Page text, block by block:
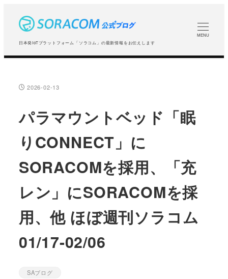
コ
日本発IoTプラットフォーム「ソラコム」の最新情報をお伝えします
MENU
投稿日
2026-02-13
パラマウントベッド「眠
りCONNECT」に
SORACOMを採用、「充
レン」にSORACOMを採
用、他 ほぼ週刊ソラコム
01/17-02/06
カテゴリー
SAブログ